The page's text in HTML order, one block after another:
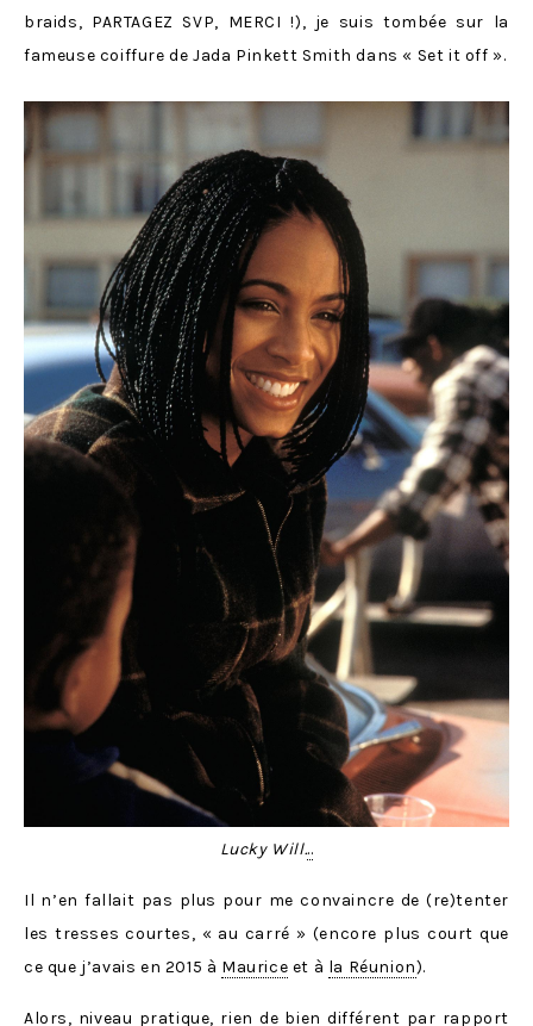
braids, PARTAGEZ SVP, MERCI !), je suis tombée sur la
fameuse coiffure de Jada Pinkett Smith dans « Set it off ».
Lucky Will...
Il n’en fallait pas plus pour me convaincre de (re)tenter
les tresses courtes, « au carré » (encore plus court que
ce que j’avais en 2015 à Maurice et à la Réunion).
Alors, niveau pratique, rien de bien différent par rapport